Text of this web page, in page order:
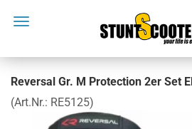
Reversal Gr. M Protection 2er Set
(Art.Nr.: RE5125)